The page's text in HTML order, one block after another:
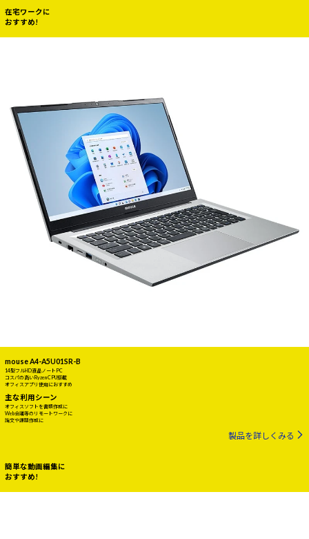
在宅ワークに
おすすめ!
mouse A4-A5U01SR-B
14型フルHD液晶ノートPC
コスパの高いRyzen CPU搭載
オフィスアプリ使用におすすめ
主な利用シーン
オフィスソフトを書類作成に
Web会議等のリモートワークに
論文や課題作成に
製品を詳しくみる
簡単な動画編集に
おすすめ!